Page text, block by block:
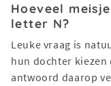
Hoeveel
letter N?
Leuke vraag is
hun dochter kiezen
antwoord daarop